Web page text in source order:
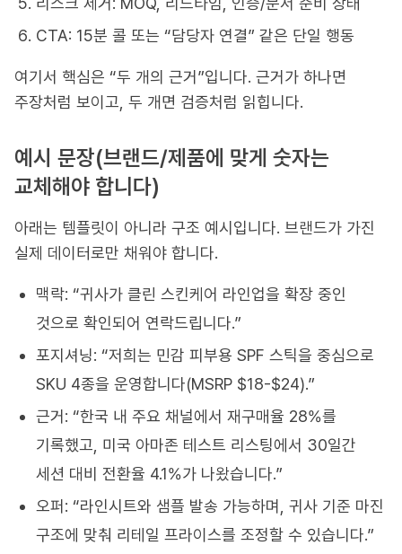
CTA: 15분 콜 또는 “담당자 연결” 같은 단일 행동
여기서 핵심은 “두 개의 근거”입니다. 근거가 하나면
주장처럼 보이고, 두 개면 검증처럼 읽힙니다.
예시 문장(브랜드/제품에 맞게 숫자는
교체해야 합니다)
아래는 템플릿이 아니라 구조 예시입니다. 브랜드가 가진
실제 데이터로만 채워야 합니다.
맥락: “귀사가 클린 스킨케어 라인업을 확장 중인
것으로 확인되어 연락드립니다.”
포지셔닝: “저희는 민감 피부용 SPF 스틱을 중심으로
SKU 4종을 운영합니다(MSRP $18-$24).”
근거: “한국 내 주요 채널에서 재구매율 28%를
기록했고, 미국 아마존 테스트 리스팅에서 30일간
세션 대비 전환율 4.1%가 나왔습니다.”
오퍼: “라인시트와 샘플 발송 가능하며, 귀사 기준 마진
구조에 맞춰 리테일 프라이스를 조정할 수 있습니다.”